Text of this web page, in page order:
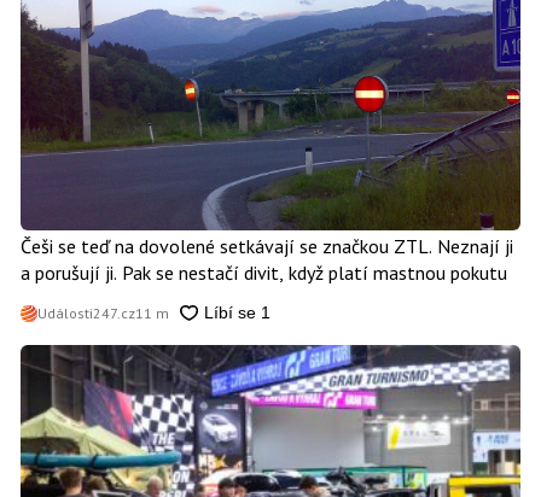
Češi se teď na dovolené setkávají se značkou ZTL. Neznají ji
a porušují ji. Pak se nestačí divit, když platí mastnou pokutu
Události247.cz11 m